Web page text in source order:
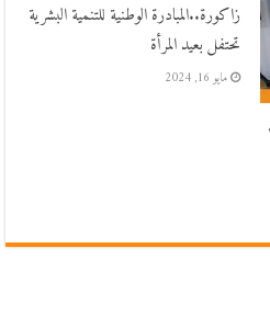
زاكورة..المبادرة الوطنية للتنمية البشرية
تحتفل بعيد المرأة
مايو 16, 2024